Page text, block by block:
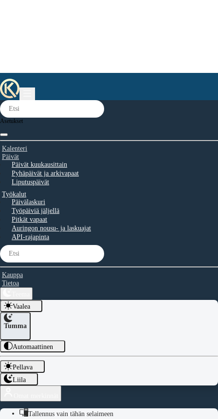
Asetukset
Kalenteri
Päivät
Päivät kuukausittain
Pyhäpäivät ja arkivapaat
Liputuspäivät
Työkalut
Päivälaskuri
Työpäiviä jäljellä
Pitkät vapaat
Auringon nousu- ja laskuajat
API-rajapinta
Kauppa
Tietoa
Vaalea
Tumma
Automaattinen
Pellava
Liila
Tallennus vain tähän selaimeen